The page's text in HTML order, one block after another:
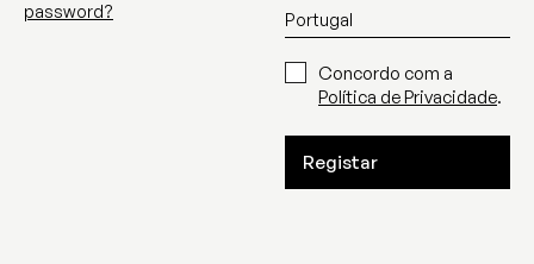
password?
Concordo com a
Política de Privacidade.
Registar